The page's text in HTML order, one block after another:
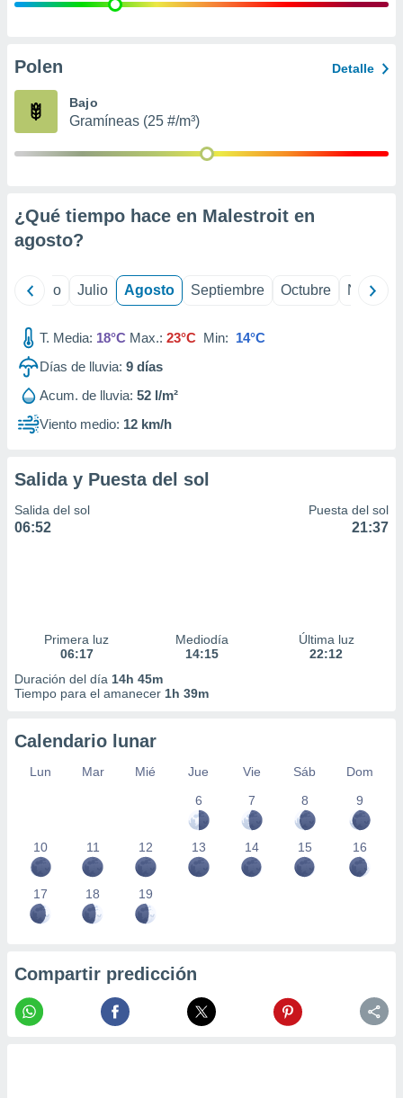
e
publicidad
Polen Detalle
Bajo
Gramíneas (25 #/m³)
¿Qué tiempo hace en Malestroit en
agosto?
Junio Julio Agosto Septiembre Octubre
T. Media: 18°C Max.: 23°C Min: 14°C
Días de lluvia: 9 días
Acum. de lluvia: 52 l/m²
Viento medio: 12 km/h
Salida y Puesta del sol
Salida del sol
06:52
Puesta del sol
21:37
Primera luz
06:17
Mediodía
14:15
Última luz
22:12
Duración del día 14h 45m
Tiempo para el amanecer 1h 39m
Calendario lunar
Lun Mar Mié Jue Vie Sáb
Dom
6
7 8 9
10 11 12 13 14 15 16
17 18 19
Compartir predicción